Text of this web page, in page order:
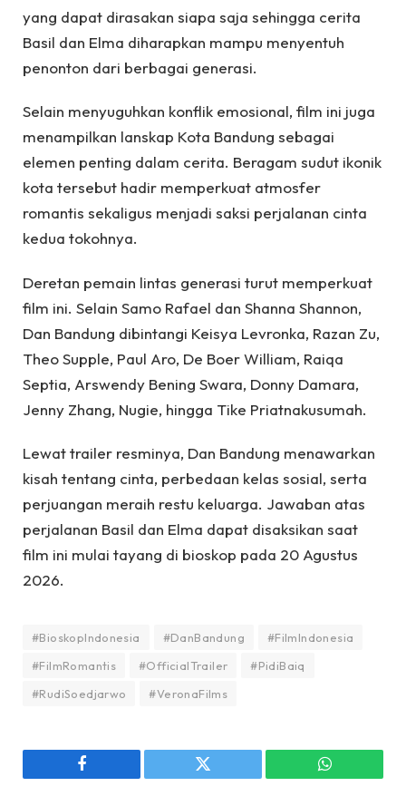
yang dapat dirasakan siapa saja sehingga cerita
Basil dan Elma diharapkan mampu menyentuh
penonton dari berbagai generasi.
Selain menyuguhkan konflik emosional, film ini juga
menampilkan lanskap Kota Bandung sebagai
elemen penting dalam cerita. Beragam sudut ikonik
kota tersebut hadir memperkuat atmosfer
romantis sekaligus menjadi saksi perjalanan cinta
kedua tokohnya.
Deretan pemain lintas generasi turut memperkuat
film ini. Selain Samo Rafael dan Shanna Shannon,
Dan Bandung dibintangi Keisya Levronka, Razan Zu,
Theo Supple, Paul Aro, De Boer William, Raiqa
Septia, Arswendy Bening Swara, Donny Damara,
Jenny Zhang, Nugie, hingga Tike Priatnakusumah.
Lewat trailer resminya, Dan Bandung menawarkan
kisah tentang cinta, perbedaan kelas sosial, serta
perjuangan meraih restu keluarga. Jawaban atas
perjalanan Basil dan Elma dapat disaksikan saat
film ini mulai tayang di bioskop pada 20 Agustus
2026.
#BioskopIndonesia #DanBandung
#FilmIndonesia
#FilmRomantis
#OfficialTrailer
#PidiBaiq
#RudiSoedjarwo
#VeronaFilms
Facebook Twitter WhatsApp